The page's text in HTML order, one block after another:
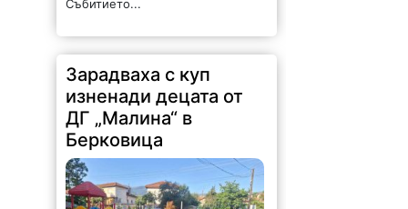
Зарадваха с куп
изненади децата от
ДГ „Малина“ в
Берковица